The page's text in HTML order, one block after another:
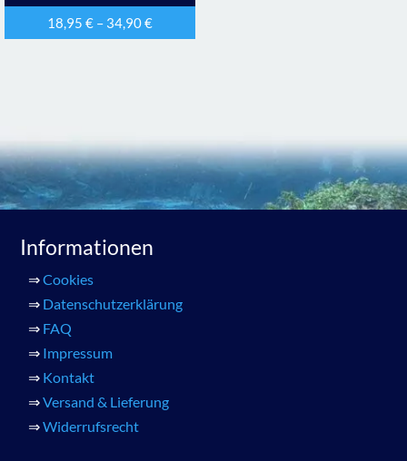
18,95€ – 34,90€
Informationen
⇒Cookies
⇒ Datenschutzerklärung
⇒ FAQ
⇒ Impressum
⇒ Kontakt
⇒Versand & Lieferung
⇒Widerrufsrecht